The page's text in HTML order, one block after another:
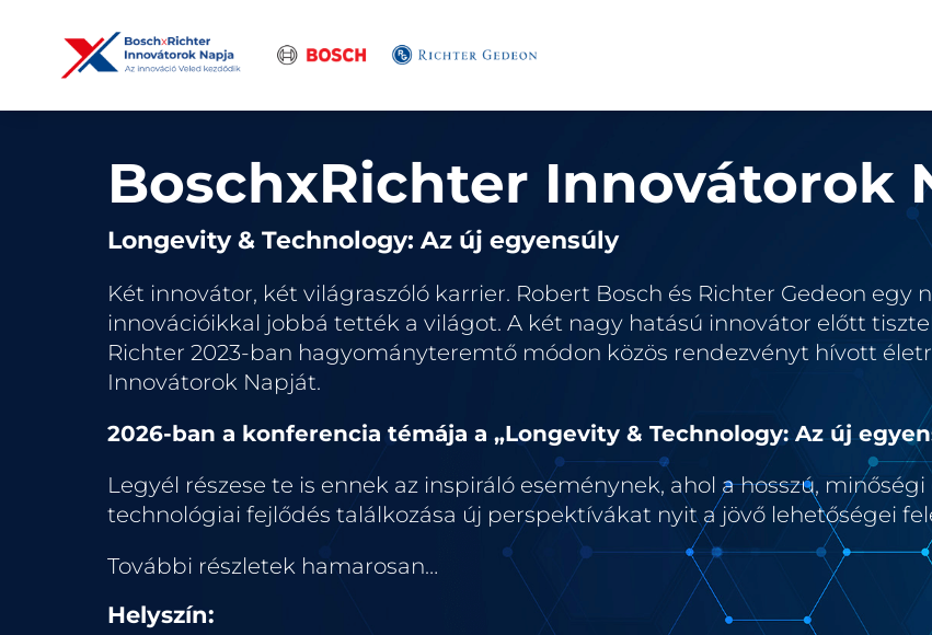
BoschxRichter Innovátorok
Longevity & Technology: Az új egyensúly
Két innovátor, két világraszóló karrier. Robert Bosch és Richter Gedeon egy
innovációikkal jobbá tették a világot. A két nagy hatású innovátor előtt
Richter 2023-ban hagyományteremtő módon közös rendezvényt hívott
Innovátorok Napját.
2026-ban a konferencia témája a „Longevity & Technology: Az új
Legyél részese te is ennek az inspiráló eseménynek, ahol a hosszú, minőségi
technológiai fejlődés találkozása új perspektívákat nyit a jövő lehetőségei
További részletek hamarosan…
Helyszín: